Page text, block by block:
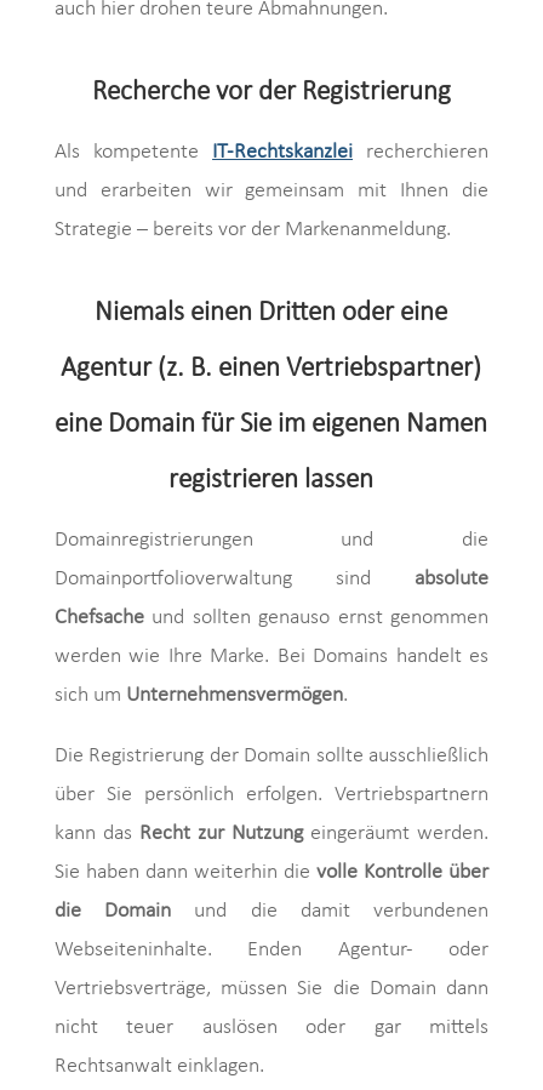
auch hier drohen teure Abmahnungen.
Recherche vor der Registrierung
Als kompetente IT-Rechtskanzlei recherchieren
und erarbeiten wir gemeinsam mit Ihnen die
Strategie – bereits vor der Markenanmeldung.
Niemals einen Dritten oder eine
Agentur (z. B. einen Vertriebspartner)
eine Domain für Sie im eigenen Namen
registrieren lassen
Domainregistrierungen und die
Domainportfolioverwaltung sind absolute
Chefsacheund sollten genauso ernst genommen
werden wie Ihre Marke. Bei Domains handelt es
sich um Unternehmensvermögen.
Die Registrierung der Domain sollte ausschließlich
über Sie persönlich erfolgen. Vertriebspartnern
kann das Recht zur Nutzungeingeräumt werden.
Sie haben dann weiterhin dievolle Kontrolle über
die Domain und die damit verbundenen
Webseiteninhalte. Enden Agentur- oder
Vertriebsverträge, müssen Sie die Domain dann
nicht teuer auslösen oder gar mittels
Rechtsanwalt einklagen.